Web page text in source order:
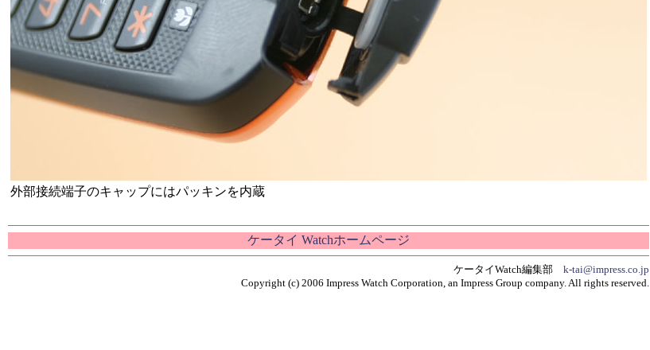
外部接続端子のキャップにはパッキンを内蔵
ケータイ Watchホームページ
ケータイWatch編集部 k-tai@impress.co.jp
Copyright (c) 2006 Impress Watch Corporation, an Impress Group company. All rights reserved.